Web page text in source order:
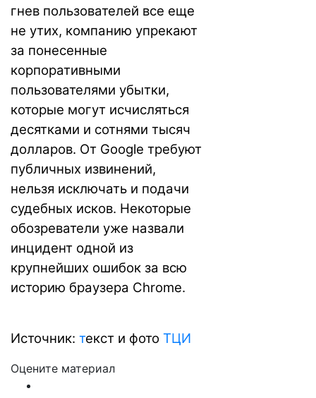
гнев пользователей все еще
не утих, компанию упрекают
за понесенные
корпоративными
пользователями убытки,
которые могут исчисляться
десятками и сотнями тысяч
долларов. От Google требуют
публичных извинений,
нельзя исключать и подачи
судебных исков. Некоторые
обозреватели уже назвали
инцидент одной из
крупнейших ошибок за всю
историю браузера Chrome.
Источник: текст и фото ТЦИ
Оцените материал